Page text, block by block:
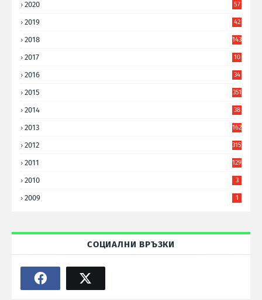
2020
57
2019
42
2018 143
2017
10
2016
34
2015 351
2014
38
2013 162
2012 315
2011 129
2010 3
2009 1
СОЦИАЛНИ ВРЪЗКИ